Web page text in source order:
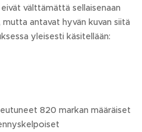
välttämättä sellaisenaan
antavat hyvän kuvan siitä
yleisesti käsitellään:
820 markan määräiset